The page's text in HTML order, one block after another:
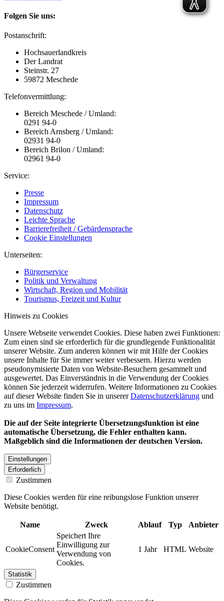
Folgen Sie uns:
Postanschrift:
Hochsauerlandkreis
Der Landrat
Steinstr. 27
59872 Meschede
Telefonvermittlung:
Bereich Meschede / Umland:
0291 94-0
Bereich Arnsberg / Umland:
02931 94-0
Bereich Brilon / Umland:
02961 94-0
Service:
Presse
Impressum
Datenschutz
Leichte Sprache
Barrierefreiheit / Gebärdensprache
Cookie Einstellungen
Unterseiten:
Bürgerservice
Politik und Verwaltung
Wirtschaft, Region und Mobilität
Tourismus, Freizeit und Kultur
Hinweis zu Cookies
Unsere Webseite verwendet Cookies. Diese haben zwei Funktionen:
Zum einen sind sie erforderlich für die grundlegende Funktionalität
unserer Website. Zum anderen können wir mit Hilfe der Cookies
unsere Inhalte für Sie immer weiter verbessern. Hierzu werden
pseudonymisierte Daten von Website-Besuchern gesammelt und
ausgewertet. Das Einverständnis in die Verwendung der Cookies
können Sie jederzeit widerrufen. Weitere Informationen zu Cookies
auf dieser Website finden Sie in unsererDatenschutzerklärung und
zu uns im Impressum.
Die auf der Seite integrierte Übersetzungsfunktion ist eine
automatische Übersetzung, die Fehler enthalten kann.
Maßgeblich sind die Informationen der deutschen Version.
Einstellungen
Erforderlich
Zustimmen
Diese Cookies werden für eine reibungslose Funktion unserer
Website benötigt.
Name Zweck Ablauf Typ Anbieter
CookieConsent
Speichert Ihre
Einwilligung zur
Verwendung von
Cookies.
1 Jahr HTML Website
Statistik
Zustimmen